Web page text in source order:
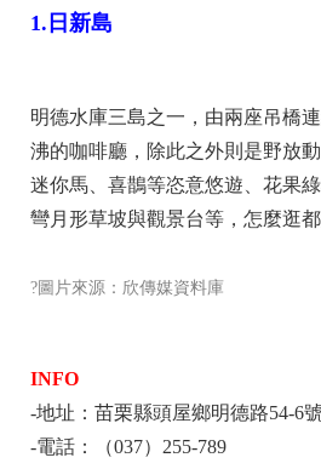
1.日新島
明德水庫三島之一，由兩座吊橋
沸的咖啡廳，除此之外則是野放
迷你馬、喜鵲等恣意悠遊、花果
彎月形草坡與觀景台等，怎麼逛都
?圖片來源：欣傳媒資料庫
INFO
-地址：苗栗縣頭屋鄉明德路54-6號
-電話：（037）255-789